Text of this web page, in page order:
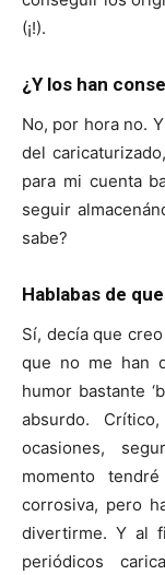
(¡!).
¿Y los han
No, por hora no.
del
para mi cuenta
seguir
sabe?
Hablabas de
Sí, decía que
que no me han
humor bastante
absurdo.
ocasiones,
momento
corrosiva, pero
divertirme. Y al
periódicos